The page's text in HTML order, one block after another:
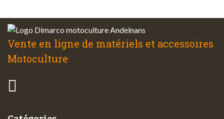
Vente en ligne de matériels et accessoires
Motoculture